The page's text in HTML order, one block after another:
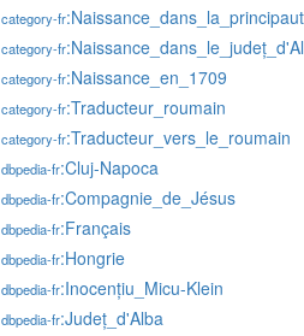
category-fr
category-fr
category-fr:Naissance_en_1709
category-fr:Traducteur_roumain
category-fr:Traducteur_vers_le_roumain
dbpedia-fr:Cluj-Napoca
dbpedia-fr:Compagnie_de_Jésus
dbpedia-fr:Français
dbpedia-fr:Hongrie
dbpedia-fr:Inocențiu_Micu-Klein
dbpedia-fr:Județ_d'Alba